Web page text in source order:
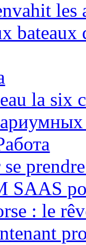
les
bateaux
la six
SAAS
: le